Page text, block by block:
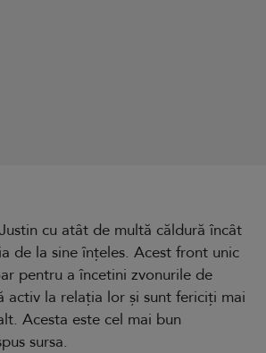
cu atât de multă căldură încât
de la sine înțeles. Acest front unic
pentru a încetini zvonurile de
activ la relația lor și sunt fericiți mai
Acesta este cel mai bun
sursa.